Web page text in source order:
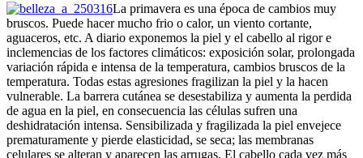
La primavera es una época de cambios muy
bruscos. Puede hacer mucho frio o calor, un viento cortante,
aguaceros, etc. A diario exponemos la piel y el cabello al rigor e
inclemencias de los factores climáticos: exposición solar, prolongada
variación rápida e intensa de la temperatura, cambios bruscos de la
temperatura. Todas estas agresiones fragilizan la piel y la hacen
vulnerable. La barrera cutánea se desestabiliza y aumenta la perdida
de agua en la piel, en consecuencia las células sufren una
deshidratación intensa. Sensibilizada y fragilizada la piel envejece
prematuramente y pierde elasticidad, se seca; las membranas
celulares se alteran y aparecen las arrugas. El cabello cada vez más